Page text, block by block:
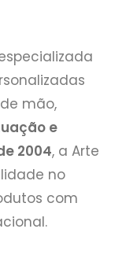
mão,
e
2004, a Arte
no
com